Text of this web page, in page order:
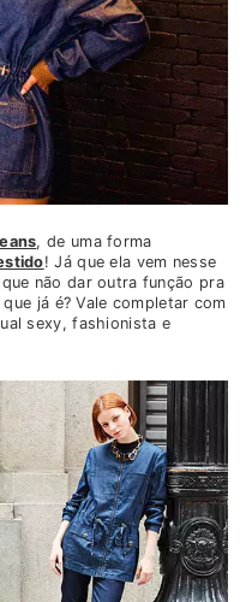
, de uma forma
! Já que ela vem nesse
não dar outra função pra
já é? Vale completar com
sexy, fashionista e